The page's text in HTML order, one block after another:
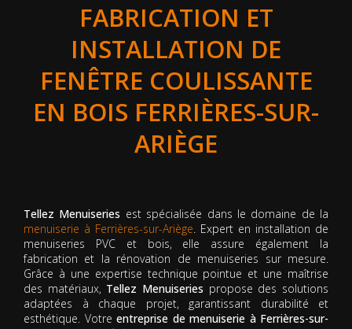
FABRICATION ET
INSTALLATION DE
FENÊTRE COULISSANTE
EN BOIS FERRIÈRES-SUR-
ARIÈGE
Tellez Menuiseries est spécialisée dans le domaine de la
menuiserie à Ferrières-sur-Ariège. Expert en installation de
menuiseries PVC et bois, elle assure également la
fabrication et la rénovation de menuiseries sur mesure.
Grâce à une expertise technique pointue et une maîtrise
des matériaux, Tellez Menuiseries propose des solutions
adaptées à chaque projet, garantissant durabilité et
esthétique. Votre entreprise de menuiserie à Ferrières-sur-